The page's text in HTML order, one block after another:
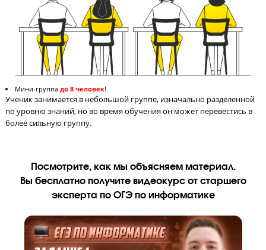
СМС-отчетность родителям после урока
После каждого урока родитель получает СМС с оценками
за работу на уроке, тестирование и домашнее задание.